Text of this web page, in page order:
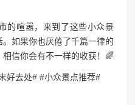
的喧嚣，来到了这些小众景
如果你也厌倦了千篇一律的
信你会有不一样的收获！🌈
好去处# #小众景点推荐#